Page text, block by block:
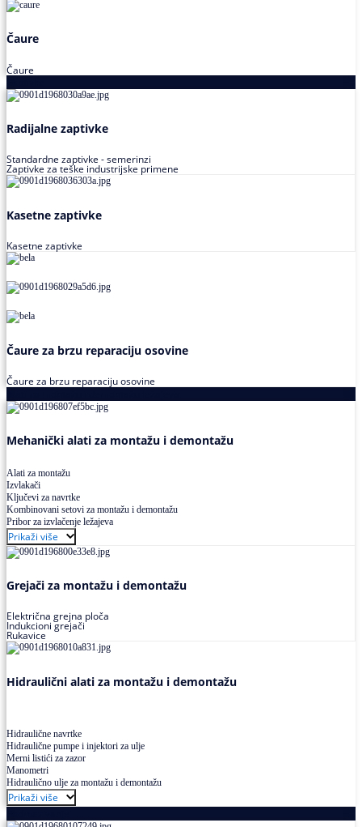
Čaure
Čaure
Radijalne zaptivke
Standardne zaptivke - semerinzi
Zaptivke za teške industrijske primene
Kasetne zaptivke
Kasetne zaptivke
Čaure za brzu reparaciju osovine
Čaure za brzu reparaciju osovine
Mehanički alati za montažu i demontažu
Alati za montažu
Izvlakači
Ključevi za navrtke
Kombinovani setovi za montažu i demontažu
Pribor za izvlačenje ležajeva
Prikaži više
Grejači za montažu i demontažu
Električna grejna ploča
Indukcioni grejači
Rukavice
Hidraulični alati za montažu i demontažu
Hidraulične navrtke
Hidraulične pumpe i injektori za ulje
Merni listići za zazor
Manometri
Hidraulično ulje za montažu i demontažu
Prikaži više